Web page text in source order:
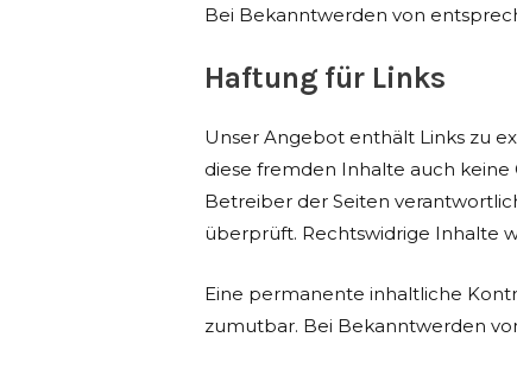
Bei Bekanntwerden von
Haftung für Links
Unser Angebot enthält Links zu
diese fremden Inhalte auch
Betreiber der Seiten
überprüft. Rechtswidrige Inhalte
Eine permanente inhaltliche
zumutbar. Bei Bekanntwerden